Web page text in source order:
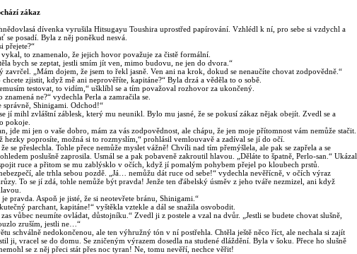
zákaz
dívenka vyrušila Hitsugayu Toushira uprostřed papírování. Vzhlédl k ní, pro sebe si vzdychl a
se posadí. Byla z něj poněkud nesvá.
přejete?“
to znamenalo, že jejich hovor považuje za čistě formální.
bych se zeptat, jestli smím jít ven, mimo budovu, ne jen do dvora.“
zavrčel. „Mám dojem, že jsem to řekl jasně. Ven ani na krok, dokud se nenaučíte chovat zodpovědně.“
zjistit, když mě ani neprověříte, kapitáne?“ Byla drzá a věděla to o sobě.
testovat, to vidím,“ ušklíbl se a tím považoval rozhovor za ukončený.
znamená ne?“ vydechla Perla a zamračila se.
správně, Shinigami. Odchod!“
jí mihl zvláštní záblesk, který mu neunikl. Bylo mu jasné, že se pokusí zákaz nějak obejít. Zvedl se a
pokoje.
jde mi jen o vaše dobro, mám za vás zodpovědnost, ale chápu, že jen moje přítomnost vám nemůže stačit.
hezky poprosíte, možná si to rozmyslím,“ prohlásil vemlouvavě a zadíval se jí do očí.
se přeslechla. Tohle přece nemůže myslet vážně! Chvíli nad tím přemýšlela, ale pak se zapřela a se
poslušně zaprosila. Usmál se a pak pobaveně zakroutil hlavou. „Děláte to špatně, Perlo-san.“ Ukázal
ruce a přitom se mu zablýsklo v očích, když jí pomalým pohybem přejel po kloubech prstů.
ale trhla sebou pozdě. „Já… nemůžu dát ruce od sebe!“ vydechla nevěřícně, v očích výraz
To se jí zdá, tohle nemůže být pravda! Jenže ten ďábelský úsměv z jeho tváře nezmizel, ani když
pravda. Aspoň je jisté, že si neotevřete bránu, Shinigami.“
parchant, kapitáne!“ vyštěkla vztekle a dál se snažila osvobodit.
vůbec neumíte ovládat, důstojníku.“ Zvedl ji z postele a vzal na dvůr. „Jestli se budete chovat slušně,
zruším, jestli ne…“
schválně nedokončenou, ale ten výhružný tón v ní postřehla. Chtěla ještě něco říct, ale nechala si zajít
ji, vracel se do domu. Se zničeným výrazem dosedla na studené dláždění. Byla v šoku. Přece ho slušně
se z něj přeci stát přes noc tyran! Ne, tomu nevěří, nechce věřit!